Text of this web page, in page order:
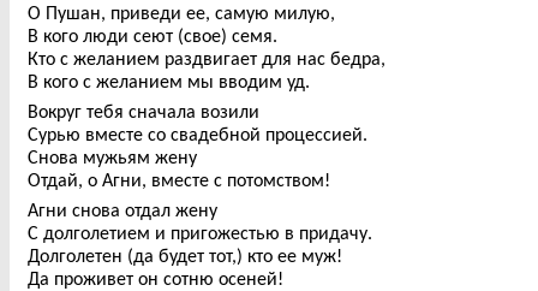
О Пушан, приведи ее, самую милую,
В кого люди сеют (свое) семя.
Кто с желанием раздвигает для нас бедра,
В кого с желанием мы вводим уд.
Вокруг тебя сначала возили
Сурью вместе со свадебной процессией.
Снова мужьям жену
Отдай, о Агни, вместе с потомством!
Агни снова отдал жену
С долголетием и пригожестью в придачу.
Долголетен (да будет тот,) кто ее муж!
Да проживет он сотню осеней!